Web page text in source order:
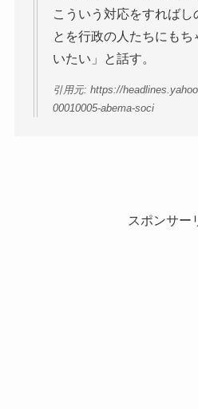
こういう対応をすればし
とを行政の人たちにもち
いたい」と話す。
引用元: https://
00010005-abema-soci
スポンサー